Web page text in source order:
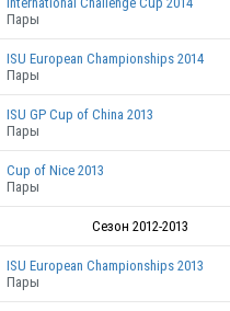
Пары
ISU European Championships 2014
Пары
ISU GP Cup of China 2013
Пары
Cup of Nice 2013
Пары
Сезон 2012-2013
ISU European Championships 2013
Пары